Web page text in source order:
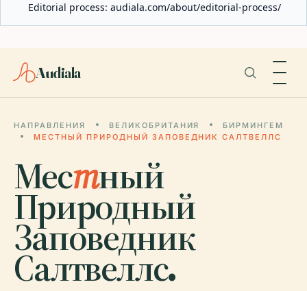
Editorial process: audiala.com/about/editorial-process/
Audiala
НАПРАВЛЕНИЯ ВЕЛИКОБРИТАНИЯ
БИРМИНГЕМ
МЕСТНЫЙ ПРИРОДНЫЙ ЗАПОВЕДНИК САЛТВЕЛЛС
Местный
Природный
Заповедник
Салтвеллс.